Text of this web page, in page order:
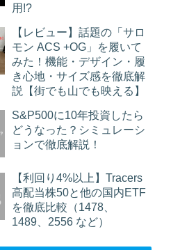
用!?
【レビュー】話題の「サロ
モン ACS +OG」を履いて
みた！機能・デザイン・履
き心地・サイズ感を徹底解
説【街でも山でも映える】
S&P500に10年投資したら
どうなった？シミュレーシ
ョンで徹底解説！
【利回り4%以上】Tracers
高配当株50と他の国内ETF
を徹底比較（1478、
1489、2556 など）